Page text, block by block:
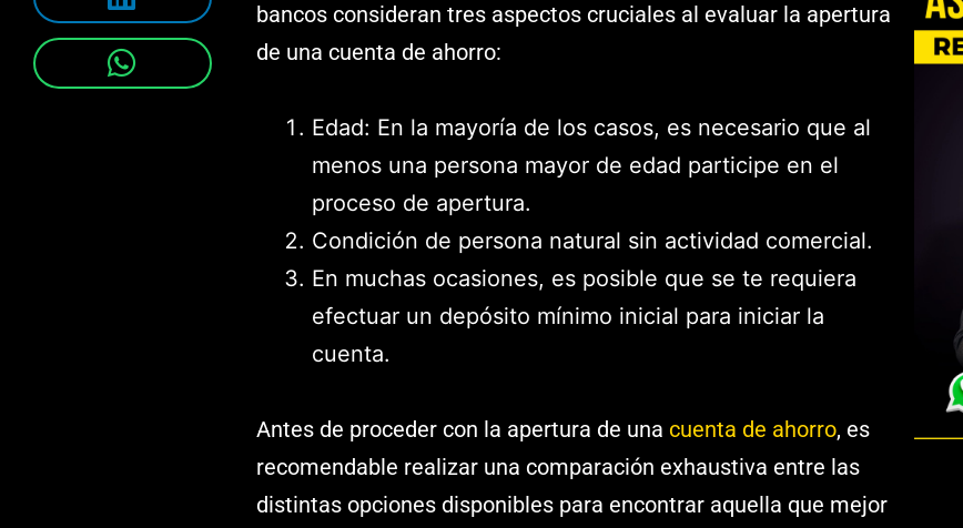
bancos consideran tres aspectos cruciales al evaluar la apertura
de una cuenta de ahorro:
Edad: En la mayoría de los casos, es necesario que al
menos una persona mayor de edad participe en el
proceso de apertura.
Condición de persona natural sin actividad comercial.
En muchas ocasiones, es posible que se te requiera
efectuar un depósito mínimo inicial para iniciar la
cuenta.
Antes de proceder con la apertura de una cuenta de ahorro, es
recomendable realizar una comparación exhaustiva entre las
distintas opciones disponibles para encontrar aquella que mejor